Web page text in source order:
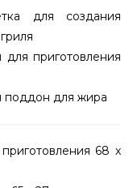
для создания
приготовления
для жира
68 х